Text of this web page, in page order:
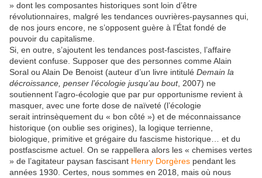
» dont les composantes historiques sont loin d’être
révolutionnaires, malgré les tendances ouvrières-paysannes qui,
de nos jours encore, ne s’opposent guère à l’État fondé de
pouvoir du capitalisme.
Si, en outre, s’ajoutent les tendances post-fascistes, l’affaire
devient confuse. Supposer que des personnes comme Alain
Soral ou Alain De Benoist (auteur d’un livre intitulé Demain la
décroissance, penser l’écologie jusqu’au bout, 2007) ne
soutiennent l’agro-écologie que par pur opportunisme revient à
masquer, avec une forte dose de naïveté (l’écologie
serait intrinsèquement du « bon côté ») et de méconnaissance
historique (on oublie ses origines), la logique terrienne,
biologique, primitive et grégaire du fascisme historique… et du
postfascisme actuel. On se rappellera alors les « chemises vertes
» de l’agitateur paysan fascisant Henry Dorgères pendant les
années 1930. Certes, nous sommes en 2018, mais où nous